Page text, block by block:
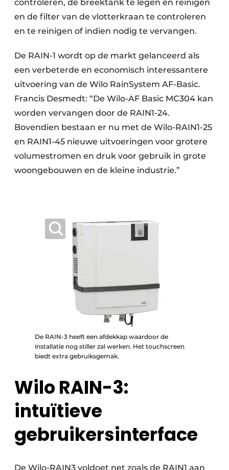
controleren, de breektank te legen en reinigen
en de filter van de vlotterkraan te controleren
en te reinigen of indien nodig te vervangen.
De RAIN-1 wordt op de markt gelanceerd als
een verbeterde en economisch interessantere
uitvoering van de Wilo RainSystem AF-Basic.
Francis Desmedt: “De Wilo-AF Basic MC304 kan
worden vervangen door de RAIN1-24.
Bovendien bestaan er nu met de Wilo-RAIN1-25
en RAIN1-45 nieuwe uitvoeringen voor grotere
volumestromen en druk voor gebruik in grote
woongebouwen en de kleine industrie.”
De RAIN-3 heeft een afdekkap waardoor de
installatie nog stiller zal werken. Het touchscreen
biedt extra gebruiksgemak.
Wilo RAIN-3:
intuïtieve
gebruikersinterface
De Wilo-RAIN3 voldoet net zoals de RAIN1 aan